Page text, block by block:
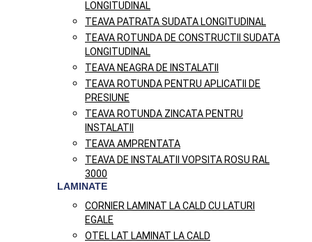
LONGITUDINAL
TEAVA PATRATA SUDATA LONGITUDINAL
TEAVA ROTUNDA DE CONSTRUCTII SUDATA
LONGITUDINAL
TEAVA NEAGRA DE INSTALATII
TEAVA ROTUNDA PENTRU APLICATII DE
PRESIUNE
TEAVA ROTUNDA ZINCATA PENTRU
INSTALATII
TEAVA AMPRENTATA
TEAVA DE INSTALATII VOPSITA ROSU RAL
3000
LAMINATE
CORNIER LAMINAT LA CALD CU LATURI
EGALE
OTEL LAT LAMINAT LA CALD